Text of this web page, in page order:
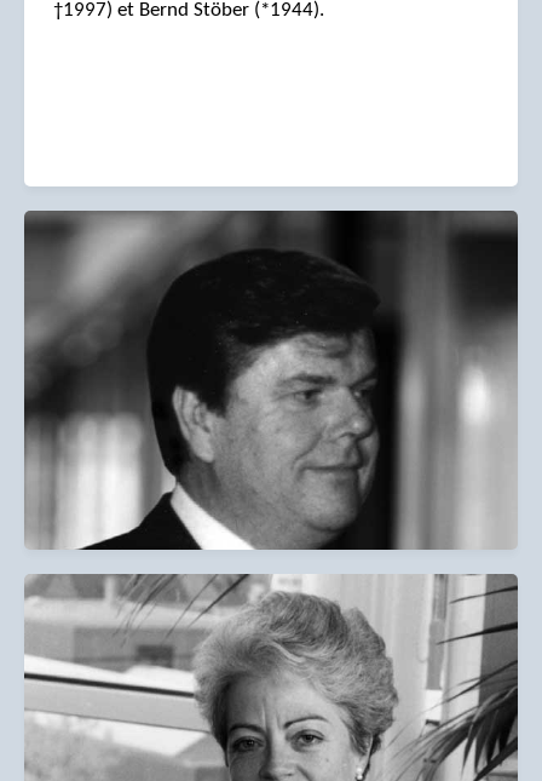
†1997) et Bernd Stöber (*1944).